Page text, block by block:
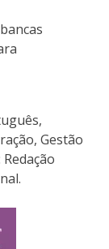
Gestão